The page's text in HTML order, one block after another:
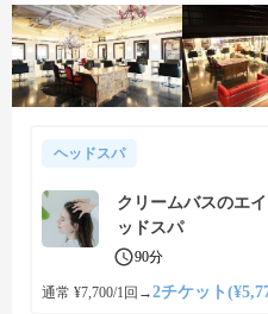
ヘッドスパ
クリームバスのエ
ッドスパ
90分
通常 ¥7,700/1回 →2チケット